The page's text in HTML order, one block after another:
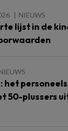
NIEUWS
lijst in de
het
50-plussers